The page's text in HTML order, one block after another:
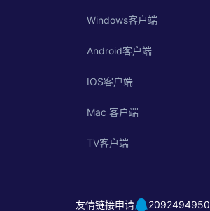
Windows客户端
Android客户端
IOS客户端
Mac 客户端
TV客户端
友情链接申请 2092494950